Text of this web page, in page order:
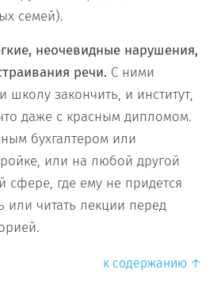
семей).
неочевидные нарушения,
речи. С ними
школу закончить, и институт,
даже с красным дипломом.
бухгалтером или
или на любой другой
сфере, где ему не придется
или читать лекции перед
к содержанию ↑